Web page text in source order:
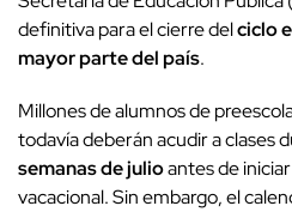
definitiva para el cierre delciclo
mayor parte del país.
Millones de alumnos de
todavía deberán acudir a clases
semanas de julioantes de
vacacional. Sin embargo, el